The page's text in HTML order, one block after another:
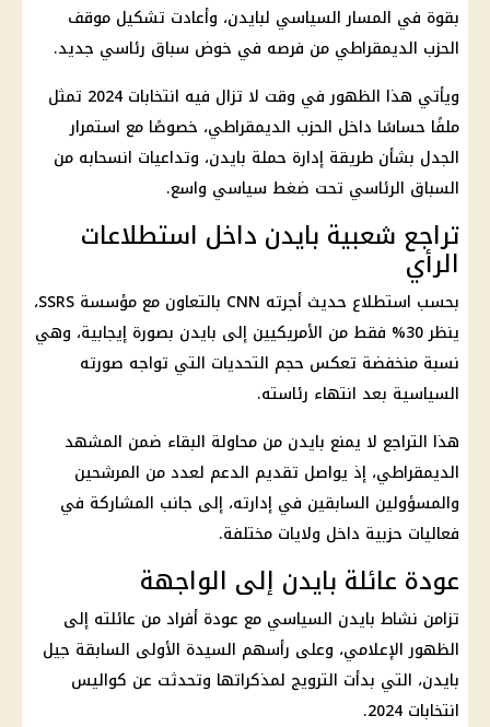
بقوة في المسار السياسي لبايدن، وأعادت تشكيل موقف
الحزب الديمقراطي من فرصه في خوض سباق رئاسي جديد.
ويأتي هذا الظهور في وقت لا تزال فيه انتخابات 2024 تمثل
ملفًا حساسًا داخل الحزب الديمقراطي، خصوصًا مع استمرار
الجدل بشأن طريقة إدارة حملة بايدن، وتداعيات انسحابه من
السباق الرئاسي تحت ضغط سياسي واسع.
تراجع شعبية بايدن داخل استطلاعات
الرأي
بحسب استطلاع حديث أجرته CNN بالتعاون مع مؤسسة SSRS،
ينظر 30% فقط من الأمريكيين إلى بايدن بصورة إيجابية، وهي
نسبة منخفضة تعكس حجم التحديات التي تواجه صورته
السياسية بعد انتهاء رئاسته.
هذا التراجع لا يمنع بايدن من محاولة البقاء ضمن المشهد
الديمقراطي، إذ يواصل تقديم الدعم لعدد من المرشحين
والمسؤولين السابقين في إدارته، إلى جانب المشاركة في
فعاليات حزبية داخل ولايات مختلفة.
عودة عائلة بايدن إلى الواجهة
تزامن نشاط بايدن السياسي مع عودة أفراد من عائلته إلى
الظهور الإعلامي، وعلى رأسهم السيدة الأولى السابقة جيل
بايدن، التي بدأت الترويج لمذكراتها وتحدثت عن كواليس
انتخابات 2024.